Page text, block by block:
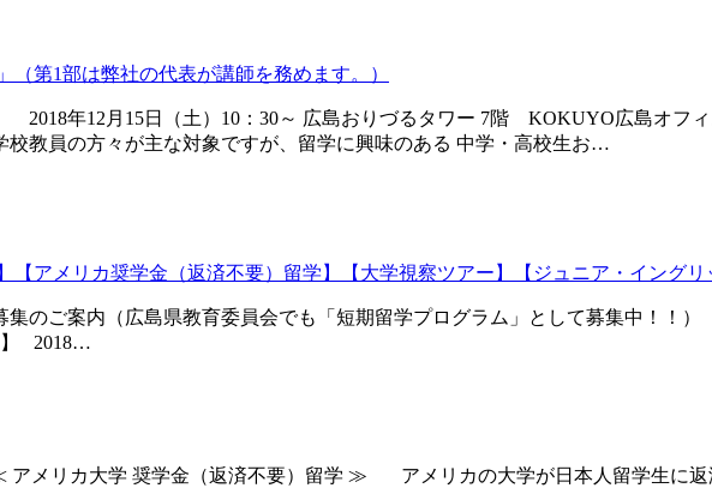
第1部は弊社の代表が講師を務めます。）
年12月15日（土）10：30～ 広島おりづるタワー 7階 KOKUYO広島オフィ
校教員の方々が主な対象ですが、留学に興味のある 中学・高校生お…
アメリカ奨学金（返済不要）留学】【大学視察ツアー】【ジュニア・イングリ
集のご案内（広島県教育委員会でも「短期留学プログラム」として募集中
】 2018…
アメリカ大学 奨学金（返済不要）留学 ≫ アメリカの大学が日本人留学生に返